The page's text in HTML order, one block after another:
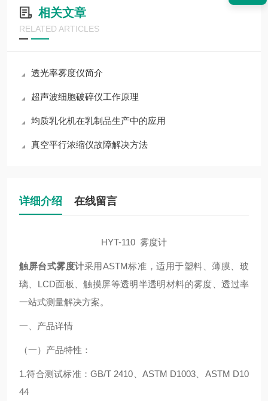
相关文章
RELATED ARTICLES
透光率雾度仪简介
超声波细胞破碎仪工作原理
均质乳化机在乳制品生产中的应用
真空平行浓缩仪故障解决方法
详细介绍 在线留言
HYT-110 雾度计
触屏台式雾度计采用ASTM标准，适用于塑料、薄膜、玻
璃、LCD面板、触摸屏等透明半透明材料的雾度、透过率
一站式测量解决方案。
一、产品详情
（一）产品特性：
1.符合测试标准：GB/T 2410、ASTM D1003、ASTM D10
44